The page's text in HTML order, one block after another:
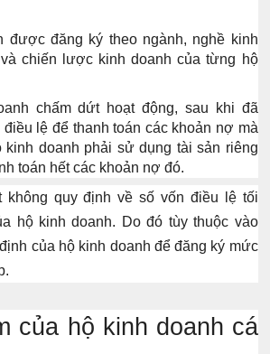
được đăng ký theo ngành, nghề kinh
chiến lược kinh doanh của từng hộ
chấm dứt hoạt động, sau khi đã
điều lệ để thanh toán các khoản nợ mà
kinh doanh phải sử dụng tài sản riêng
toán hết các khoản nợ đó.
không quy định về số vốn điều lệ tối
hộ kinh doanh. Do đó tùy thuộc vào
của hộ kinh doanh để đăng ký mức
của hộ kinh doanh cá